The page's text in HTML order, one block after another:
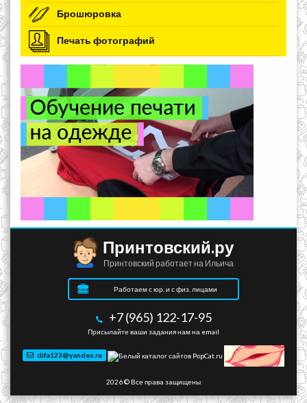
Брошюровка
Печать фотографий
Принтовский.ру
Принтовский работает на Ильича
Работаем с юр. и с физ. лицами
+7 (965) 122-17-95
Присылайте ваши задания нам на email
difa123@yandex.ru
2026 © Все права защищены